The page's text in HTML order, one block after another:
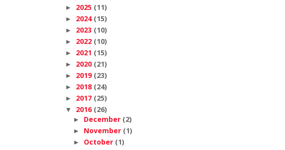
► 2025 (11)
► 2024 (15)
► 2023 (10)
► 2022 (10)
► 2021 (15)
► 2020 (21)
► 2019 (23)
► 2018 (24)
► 2017 (25)
▼ 2016 (26)
► December (2)
► November (1)
► October (1)